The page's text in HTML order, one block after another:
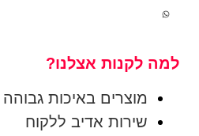
למה לקנות אצלנו?
מוצרים באיכות גבוהה
שירות אדיב ללקוח